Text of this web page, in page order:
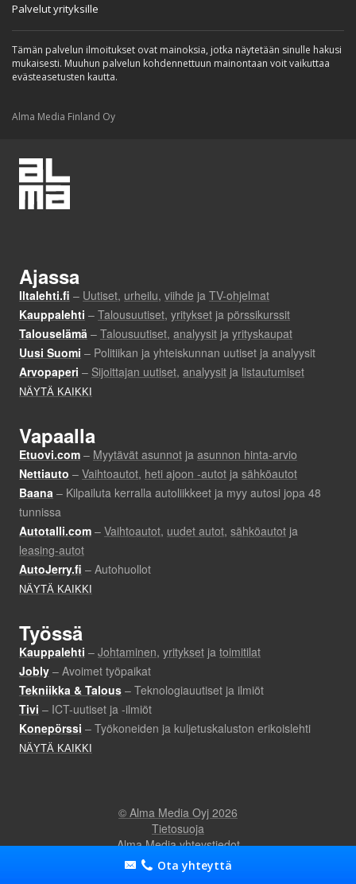
Ota yhteyttä
Palvelut yrityksille
Tämän palvelun ilmoitukset ovat mainoksia, jotka näytetään sinulle hakusi
mukaisesti. Muuhun palvelun kohdennettuun mainontaan voit vaikuttaa
evästeasetusten kautta.
Alma Media Finland Oy